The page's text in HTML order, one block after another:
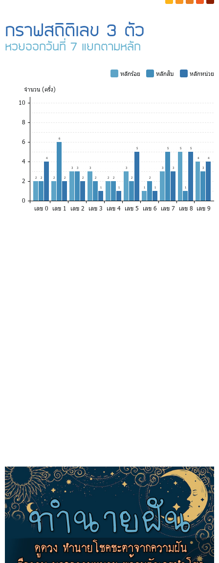
กราฟสถิติเลข 3 ตัว
หวยออกวันที่ 7 แยกตามหลัก
หลักร้อย หลักสิบ
หลักหน่วย
จำนวน (ครั้ง)
10
8
6
4
2
0
2 2
4
2
6
2
3 3
2
3
2
1
2 2
1
3
2
5
1
2
1
3
5
3
5
1
5
4
3
4
เลข 0 เลข 1 เลข 2 เลข 3 เลข 4 เลข 5 เลข 6 เลข 7 เลข 8 เลข 9